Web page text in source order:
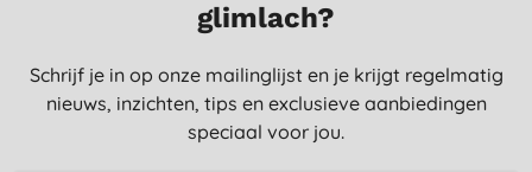
glimlach?
Schrijf je in op onze mailinglijst en je krijgt regelmatig
nieuws, inzichten, tips en exclusieve aanbiedingen
speciaal voor jou.